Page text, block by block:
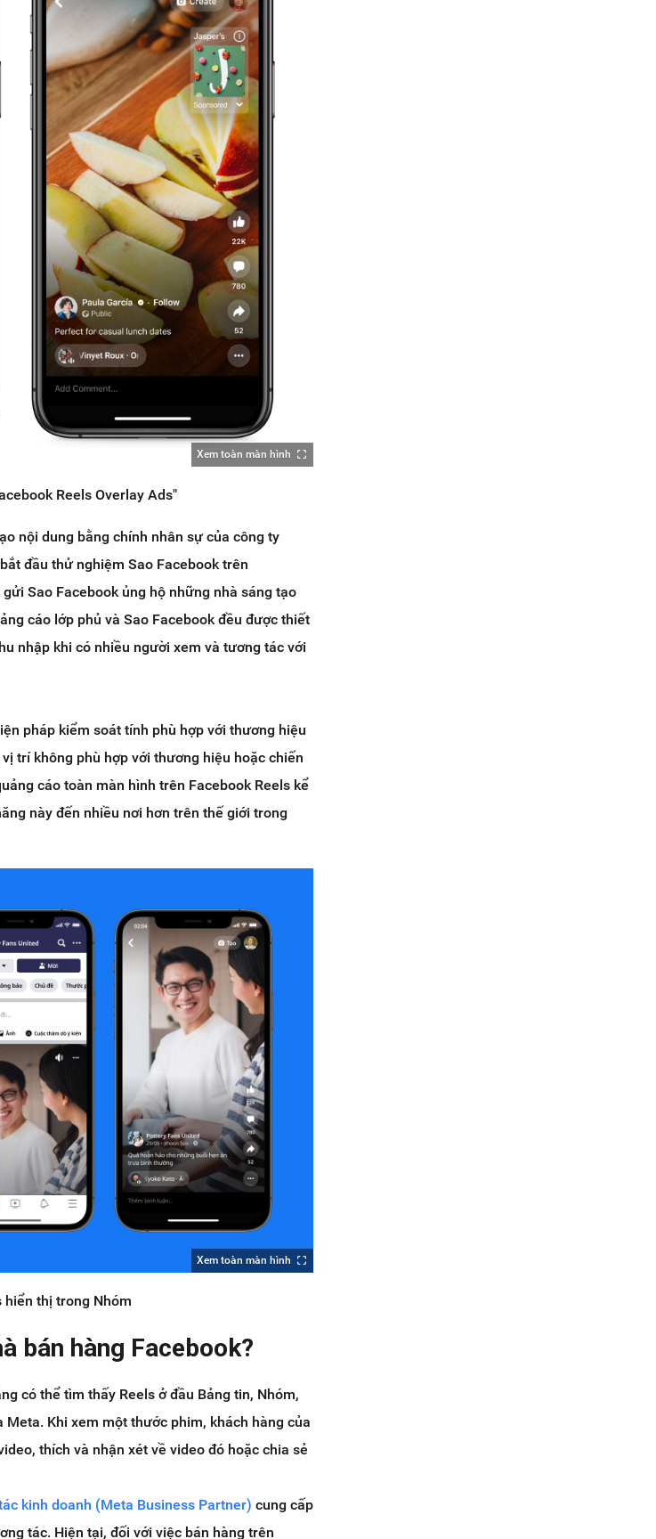
Xem toàn màn hình
Reels Overlay Ads"
nội dung bằng chính nhân sự của công ty
đầu thử nghiệm Sao Facebook trên
Sao Facebook ủng hộ những nhà sáng tạo
cáo lớp phủ và Sao Facebook đều được thiết
nhập khi có nhiều người xem và tương tác với
pháp kiểm soát tính phù hợp với thương hiệu
trí không phù hợp với thương hiệu hoặc chiến
cáo toàn màn hình trên Facebook Reels kể
này đến nhiều nơi hơn trên thế giới trong
Xem toàn màn hình
hiển thị trong Nhóm
bán hàng Facebook?
có thể tìm thấy Reels ở đầu Bảng tin, Nhóm,
Khi xem một thước phim, khách hàng của
thích và nhận xét về video đó hoặc chia sẻ
kinh doanh (Meta Business Partner)cung cấp
tác. Hiện tại, đối với việc bán hàng trên